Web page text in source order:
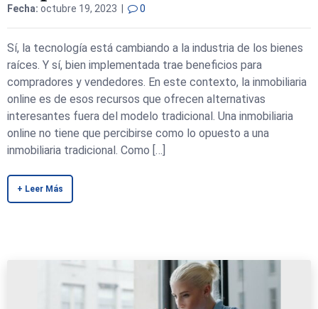
Fecha: octubre 19, 2023 | 0
Sí, la tecnología está cambiando a la industria de los bienes
raíces. Y sí, bien implementada trae beneficios para
compradores y vendedores. En este contexto, la inmobiliaria
online es de esos recursos que ofrecen alternativas
interesantes fuera del modelo tradicional. Una inmobiliaria
online no tiene que percibirse como lo opuesto a una
inmobiliaria tradicional. Como […]
+ Leer Más